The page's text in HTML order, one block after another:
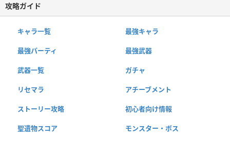
攻略ガイド
キャラ一覧 最強キャラ
最強パーティ 最強武器
武器一覧 ガチャ
リセマラ アチーブメント
ストーリー攻略 初心者向け情報
聖遺物スコア モンスター・ボス